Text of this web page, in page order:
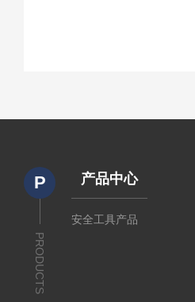
P
PRODUCTS
产品中心
安全工具产品